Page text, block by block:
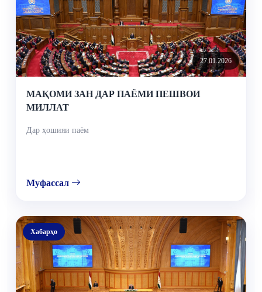
27.01.2026
МАҚОМИ ЗАН ДАР ПАЁМИ ПЕШВОИ
МИЛЛАТ
Дар ҳошияи паём
Муфассал
Хабарҳо